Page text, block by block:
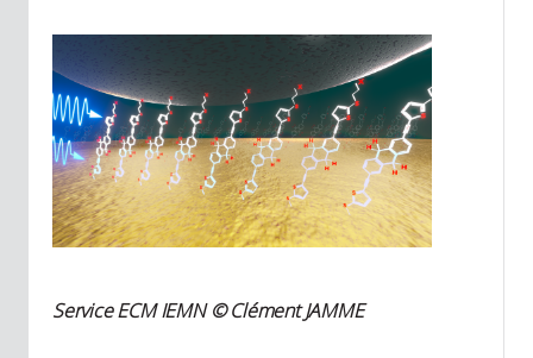
Service ECM IEMN © Clément JAMME